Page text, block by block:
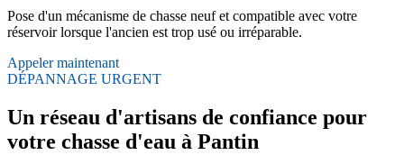
Pose d'un mécanisme de chasse neuf et compatible avec votre
réservoir lorsque l'ancien est trop usé ou irréparable.
Appeler maintenant
DÉPANNAGE URGENT
Un réseau d'artisans de confiance pour
votre chasse d'eau à Pantin